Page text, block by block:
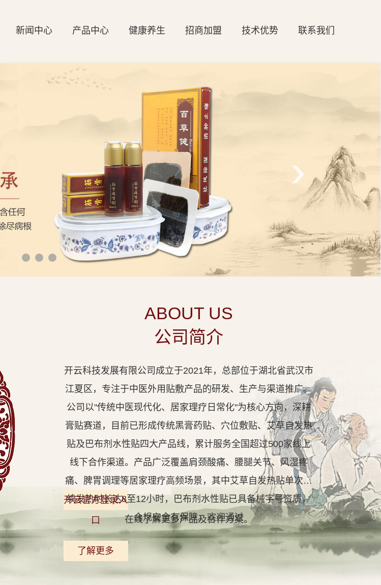
新闻中心 产品中心 健康养生 招商加盟 技术优势 联系我们
›
ABOUT US
公司简介
开云科技发展有限公司成立于2021年，总部位于湖北省武汉市
江夏区，专注于中医外用贴敷产品的研发、生产与渠道推广。
公司以"传统中医现代化、居家理疗日常化"为核心方向，深耕
膏贴赛道，目前已形成传统黑膏药贴、穴位敷贴、艾草自发热
贴及巴布剂水性贴四大产品线，累计服务全国超过500家线上
线下合作渠道。产品广泛覆盖肩颈酸痛、腰腿关节、风湿疼
痛、脾胃调理等居家理疗高频场景，其中艾草自发热贴单次持
续发热时长达8至12小时，巴布剂水性贴已具备械字号资质，
合规安全有保障。欢迎通过
开云官方登录入
口
在线了解更多产品及合作方案。
了解更多